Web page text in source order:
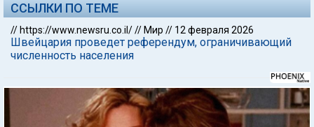
ССЫЛКИ ПО ТЕМЕ
// https://www.newsru.co.il/// Мир // 12 февраля 2026
Швейцария проведет референдум, ограничивающий
численность населения